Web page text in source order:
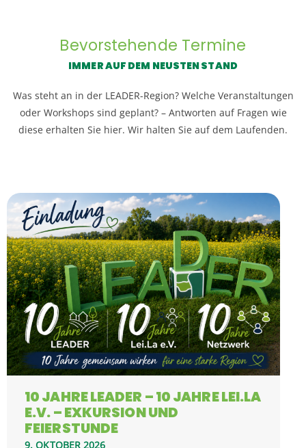
Bevorstehende Termine
IMMER AUF DEM NEUSTEN STAND
Was steht an in der LEADER-Region? Welche Veranstaltungen
oder Workshops sind geplant? – Antworten auf Fragen wie
diese erhalten Sie hier. Wir halten Sie auf dem Laufenden.
10 JAHRE LEADER – 10 JAHRE LEI.LA
E.V. – EXKURSION UND
FEIERSTUNDE
9. OKTOBER 2026